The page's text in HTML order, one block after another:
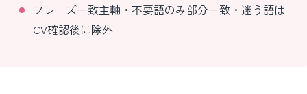
フレーズ一致主軸・不要語のみ部分一致・迷う語は
CV確認後に除外